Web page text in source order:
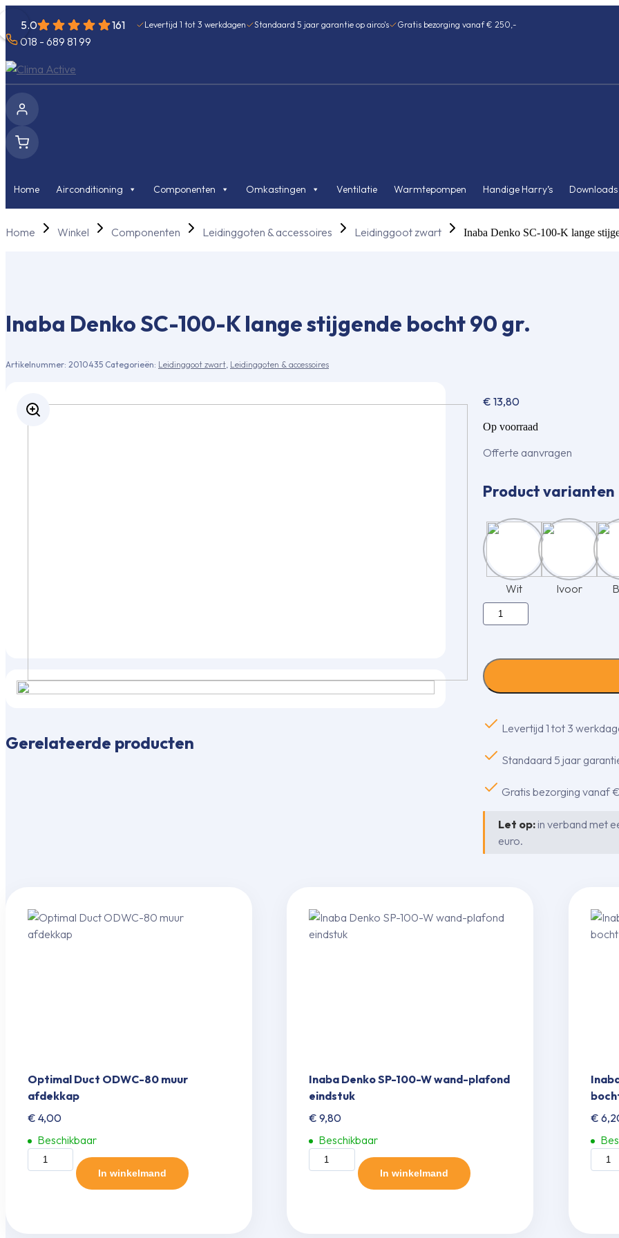
5.0 161 Levertijd 1 tot 3 werkdagen Standaard 5 jaar garantie op airco's Gratis bezorging vanaf € 250,-
018 - 689 81 99
Home Airconditioning Componenten Omkastingen Ventilatie Warmtepompen Handige Harry’s Downloads
Home Winkel Componenten Leidinggoten & accessoires Leidinggoot zwart Inaba Denko SC-100-K lange
Inaba Denko SC-100-K lange stijgende bocht 90 gr.
Artikelnummer: 2010435 Categorieën: Leidinggoot zwart Leidinggoten & accessoires
€ 13,80
Op voorraad
Offerte aanvragen
Product varianten
Wit Ivoor
Inaba
Denko
K
lange
stijgende
90
gr.
Levertijd 1 tot 3
Standaard 5 jaar
Gratis bezorging vanaf
Let op:in verband met
euro.
Gerelateerde producten
Optimal Duct ODWC-80 muur
afdekkap
€ 4,00
Beschikbaar
Optimal
Duct
In winkelmand
Inaba Denko SP-100-W wand-plafond
eindstuk
€ 9,80
Beschikbaar
Inaba
Denko
In winkelmand
€
Inaba